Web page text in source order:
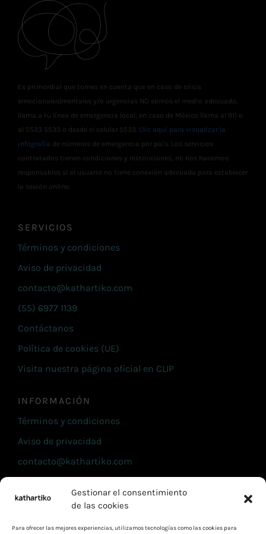
Gestionar el consentimiento
de las cookies
Para ofrecer las mejores experiencias, utilizamos tecnologías como las cookies para
Es primordial que tomes en cuenta que en caso de crisis
emocionales|mentales y/o urgencias NO somos el medio adecuado,
llama a tu línea de emergencia local, en caso de México llama al 911 o
al 5533 5533 o desde el celular 5533. Clic aquí para visualizar la
infografía de números de emergencia por país. Los servicios
contratados tienen condiciones y restricciones, no nos hacemos
responsables si el usuario no tiene conexión adecuada para establecer
la sesión online.
SERVICIOS
Términos y condiciones
Aviso de privacidad
contacto@kathartiko.com
(55) 6977 1139
Contáctanos
Política de cookies (UE)
Visita nuestra página oficial en CLIP
INFORMACIÓN
Términos y condiciones
Aviso de privacidad
contacto@kathartiko.com
Contáctanos